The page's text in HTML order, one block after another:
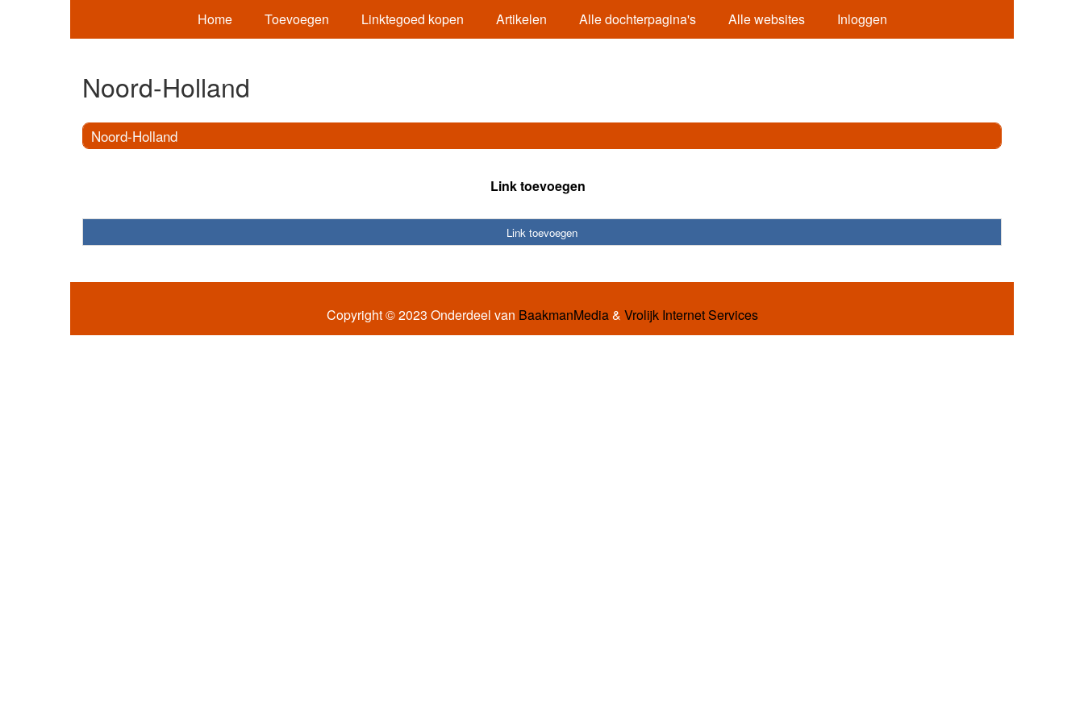
Home Toevoegen Linktegoed kopen Artikelen Alle dochterpagina's Alle websites Inloggen
Noord-Holland
Noord-Holland
Link toevoegen
Link toevoegen
Copyright © 2023 Onderdeel van BaakmanMedia& Vrolijk Internet Services